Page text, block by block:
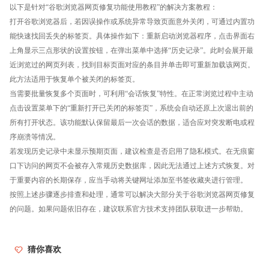
以下是针对“谷歌浏览器网页修复功能使用教程”的解决方案教程：
打开谷歌浏览器后，若因误操作或系统异常导致页面意外关闭，可通过内置功
能快速找回丢失的标签页。具体操作如下：重新启动浏览器程序，点击界面右
上角显示三点形状的设置按钮，在弹出菜单中选择“历史记录”。此时会展开最
近浏览过的网页列表，找到目标页面对应的条目并单击即可重新加载该网页。
此方法适用于恢复单个被关闭的标签页。
当需要批量恢复多个页面时，可利用“会话恢复”特性。在正常浏览过程中主动
点击设置菜单下的“重新打开已关闭的标签页”，系统会自动还原上次退出前的
所有打开状态。该功能默认保留最后一次会话的数据，适合应对突发断电或程
序崩溃等情况。
若发现历史记录中未显示预期页面，建议检查是否启用了隐私模式。在无痕窗
口下访问的网页不会被存入常规历史数据库，因此无法通过上述方式恢复。对
于重要内容的长期保存，应当手动将关键网址添加至书签收藏夹进行管理。
按照上述步骤逐步排查和处理，通常可以解决大部分关于谷歌浏览器网页修复
的问题。如果问题依旧存在，建议联系官方技术支持团队获取进一步帮助。
猜你喜欢